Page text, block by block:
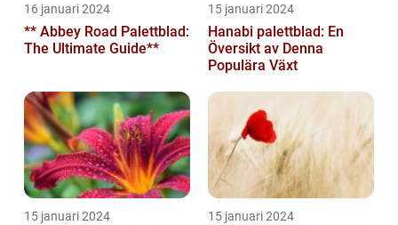
16 januari 2024
** Abbey Road Palettblad:
The Ultimate Guide**
15 januari 2024
Hanabi palettblad: En
Översikt av Denna
Populära Växt
15 januari 2024 15 januari 2024